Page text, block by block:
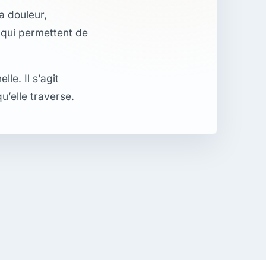
douleur,
permettent de
Il s’agit
traverse.